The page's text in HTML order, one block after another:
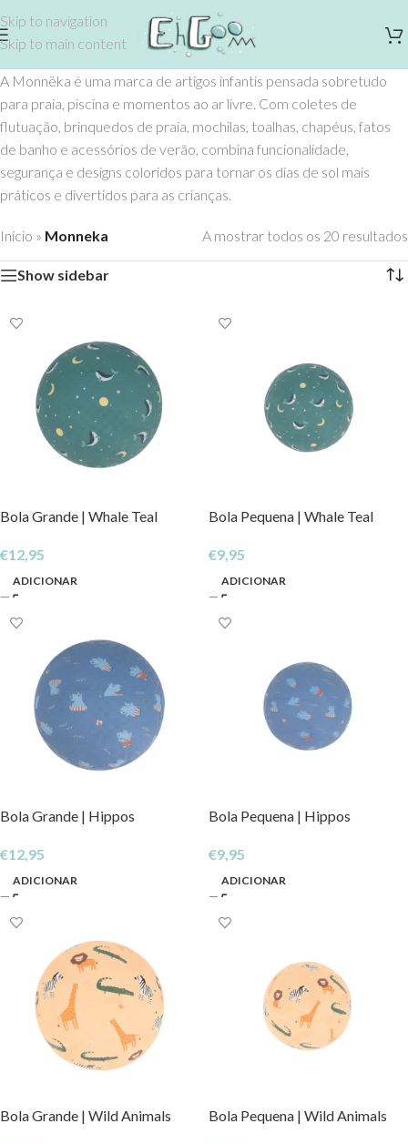
Skip to navigation
Skip to main content
A Monnëka é uma marca de artigos infantis pensada sobretudo
para praia, piscina e momentos ao ar livre. Com coletes de
flutuação, brinquedos de praia, mochilas, toalhas, chapéus, fatos
de banho e acessórios de verão, combina funcionalidade,
segurança e designs coloridos para tornar os dias de sol mais
práticos e divertidos para as crianças.
Início » Monneka A mostrar todos os 20 resultados
Show sidebar
Bola Grande | Whale Teal
€12,95
ADICIONAR
Bola Pequena | Whale Teal
€9,95
ADICIONAR
Bola Grande | Hippos
€12,95
ADICIONAR
Bola Pequena | Hippos
€9,95
ADICIONAR
Bola Grande | Wild Animals Bola Pequena | Wild Animals